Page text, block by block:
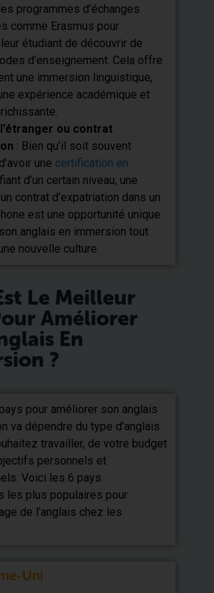
programmes d’échanges
comme Erasmus pour
étudiant de découvrir de
d’enseignement. Cela offre
une immersion linguistique,
expérience académique et
ou contrat
: Bien qu’il soit souvent
une certification en
d’un certain niveau, une
contrat d’expatriation dans un
est une opportunité unique
anglais en immersion tout
nouvelle culture.
Le Meilleur
Améliorer
En
?
pour améliorer son anglais
va dépendre du type d’anglais
travailler, de votre budget
personnels et
Voici les 6 pays
les plus populaires pour
de l’anglais chez les
Uni